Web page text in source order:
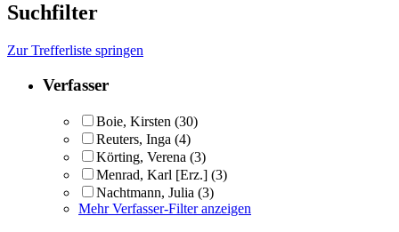
Suchfilter
Zur Trefferliste springen
Verfasser
Boie, Kirsten (30)
Reuters, Inga (4)
Körting, Verena (3)
Menrad, Karl [Erz.] (3)
Nachtmann, Julia (3)
Mehr Verfasser-Filter anzeigen